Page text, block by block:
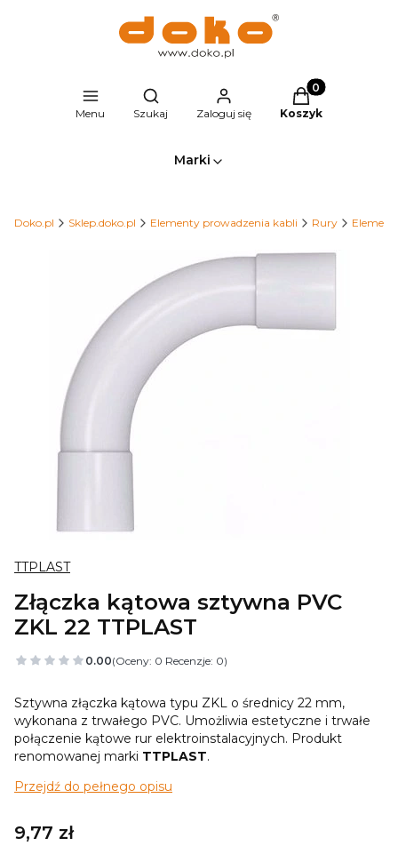
Menu
Otwórz wyszukiwarkę
Szukaj Zaloguj się
Produkty w
Koszyk
Marki
Doko.pl Sklep.doko.pl Elementy prowadzenia kabli Rury
TTPLAST
Złączka kątowa sztywna PVC
ZKL 22 TTPLAST
0.00(Oceny: 0 Recenzje: 0)
Sztywna złączka kątowa typu ZKL o średnicy 22 mm,
wykonana z trwałego PVC. Umożliwia estetyczne i trwałe
połączenie kątowe rur elektroinstalacyjnych. Produkt
renomowanej marki TTPLAST.
Przejdź do pełnego opisu
Cena
9,77 zł